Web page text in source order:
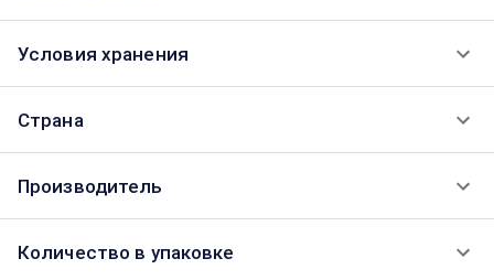
Условия хранения
Страна
Производитель
Количество в упаковке